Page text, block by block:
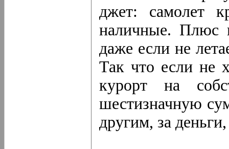
джет: самолет
наличные. Плюс
даже если не
Так что если не
курорт на
шестизначную
другим, за